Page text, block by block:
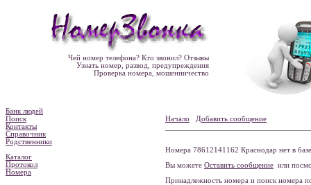
Чей номер телефона? Кто звонил? Отзывы
Узнать номер, развод, предупреждения
Проверка номера, мошенничество
Банк людей
Поиск
Контакты
Справочник
Родственники
Каталог
Протокол
Номера
Начало Добавить сообщение
Номера 78612141162 Краснодар нет в базе
Вы можете Оставить сообщение или
Принадлежность номера и поиск номера